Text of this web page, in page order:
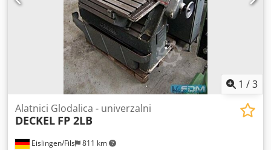
1 /3
Eislingen/Fils 811 km
Alatnici Glodalica - univerzalni
DECKEL FP 2LB